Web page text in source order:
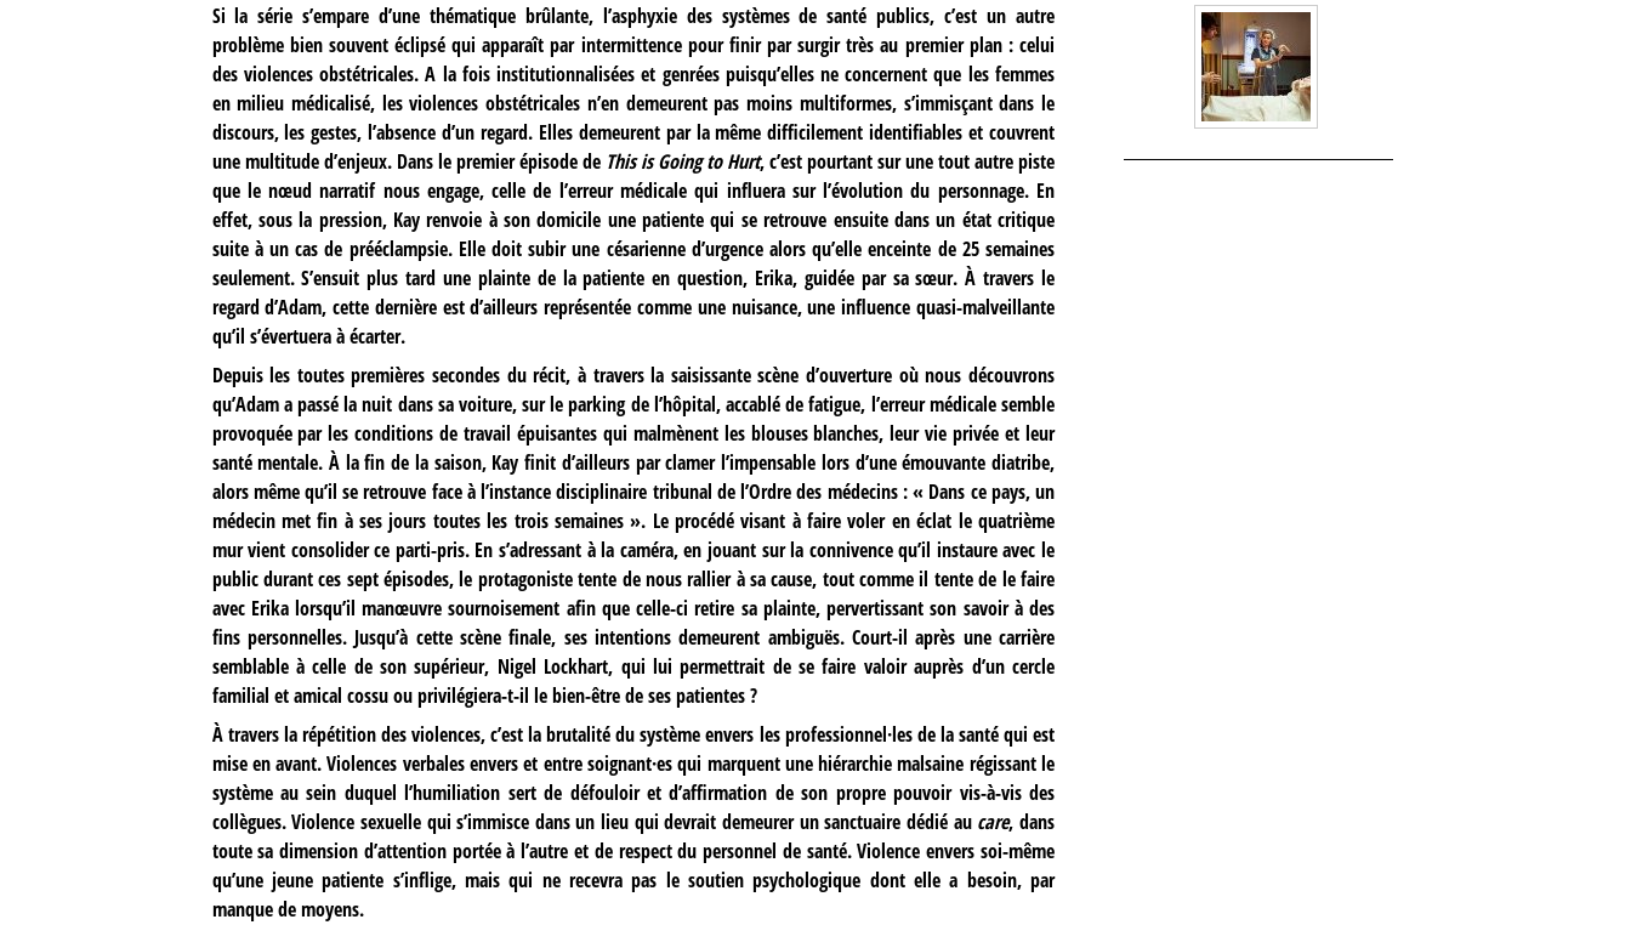
Si la série s’empare d’une thématique brûlante, l’asphyxie des systèmes de santé publics, c’est un autre
problème bien souvent éclipsé qui apparaît par intermittence pour finir par surgir très au premier plan : celui
des violences obstétricales. A la fois institutionnalisées et genrées puisqu’elles ne concernent que les femmes
en milieu médicalisé, les violences obstétricales n’en demeurent pas moins multiformes, s’immisçant dans le
discours, les gestes, l’absence d’un regard. Elles demeurent par la même difficilement identifiables et couvrent
une multitude d’enjeux. Dans le premier épisode de This is Going to Hurt, c’est pourtant sur une tout autre piste
que le nœud narratif nous engage, celle de l’erreur médicale qui influera sur l’évolution du personnage. En
effet, sous la pression, Kay renvoie à son domicile une patiente qui se retrouve ensuite dans un état critique
suite à un cas de prééclampsie. Elle doit subir une césarienne d’urgence alors qu’elle enceinte de 25 semaines
seulement. S’ensuit plus tard une plainte de la patiente en question, Erika, guidée par sa sœur. À travers le
regard d’Adam, cette dernière est d’ailleurs représentée comme une nuisance, une influence quasi-malveillante
qu’il s’évertuera à écarter.
Depuis les toutes premières secondes du récit, à travers la saisissante scène d’ouverture où nous découvrons
qu’Adam a passé la nuit dans sa voiture, sur le parking de l’hôpital, accablé de fatigue, l’erreur médicale semble
provoquée par les conditions de travail épuisantes qui malmènent les blouses blanches, leur vie privée et leur
santé mentale. À la fin de la saison, Kay finit d’ailleurs par clamer l’impensable lors d’une émouvante diatribe,
alors même qu’il se retrouve face à l’instance disciplinaire tribunal de l’Ordre des médecins : « Dans ce pays, un
médecin met fin à ses jours toutes les trois semaines ». Le procédé visant à faire voler en éclat le quatrième
mur vient consolider ce parti-pris. En s’adressant à la caméra, en jouant sur la connivence qu’il instaure avec le
public durant ces sept épisodes, le protagoniste tente de nous rallier à sa cause, tout comme il tente de le faire
avec Erika lorsqu’il manœuvre sournoisement afin que celle-ci retire sa plainte, pervertissant son savoir à des
fins personnelles. Jusqu’à cette scène finale, ses intentions demeurent ambiguës. Court-il après une carrière
semblable à celle de son supérieur, Nigel Lockhart, qui lui permettrait de se faire valoir auprès d’un cercle
familial et amical cossu ou privilégiera-t-il le bien-être de ses patientes ?
À travers la répétition des violences, c’est la brutalité du système envers les professionnel·les de la santé qui est
mise en avant. Violences verbales envers et entre soignant·es qui marquent une hiérarchie malsaine régissant le
système au sein duquel l’humiliation sert de défouloir et d’affirmation de son propre pouvoir vis-à-vis des
collègues. Violence sexuelle qui s’immisce dans un lieu qui devrait demeurer un sanctuaire dédié au care, dans
toute sa dimension d’attention portée à l’autre et de respect du personnel de santé. Violence envers soi-même
qu’une jeune patiente s’inflige, mais qui ne recevra pas le soutien psychologique dont elle a besoin, par
manque de moyens.